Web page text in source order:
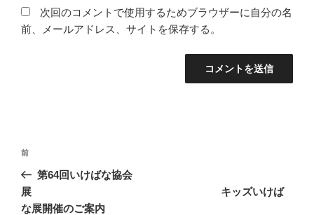
次回のコメントで使用するためブラウザーに自分の名
前、メールアドレス、サイトを保存する。
投
ナ
ビ
前
の
投
稿
前
第64回いけばな協会
展 キッズいけば
な展開催のご案内